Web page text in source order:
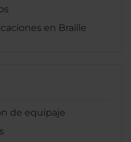
en Braille
de equipaje